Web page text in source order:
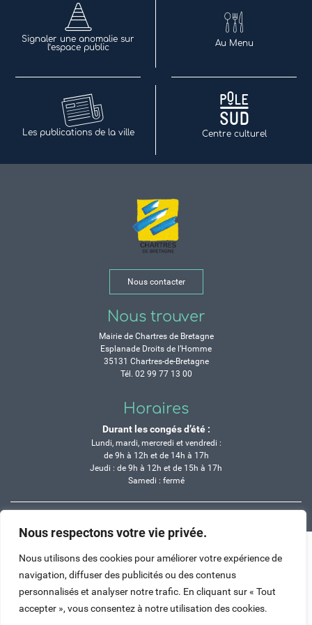
Nous respectons votre vie privée.
Nous utilisons des cookies pour améliorer votre expérience de
navigation, diffuser des publicités ou des contenus
personnalisés et analyser notre trafic. En cliquant sur « Tout
accepter », vous consentez à notre utilisation des cookies.
Signaler une anomalie sur
l’espace public
Au Menu
Les publications de la ville Centre culturel
Nous contacter
Nous trouver
Mairie de Chartres de Bretagne
Esplanade Droits de l’Homme
35131 Chartres-de-Bretagne
Tél. 02 99 77 13 00
Horaires
Durant les congés d’été :
Lundi, mardi, mercredi et vendredi :
de 9h à 12h et de 14h à 17h
Jeudi : de 9h à 12h et de 15h à 17h
Samedi : fermé
Haut de page